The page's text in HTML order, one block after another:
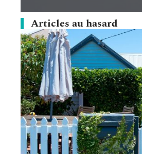
Articles au hasard